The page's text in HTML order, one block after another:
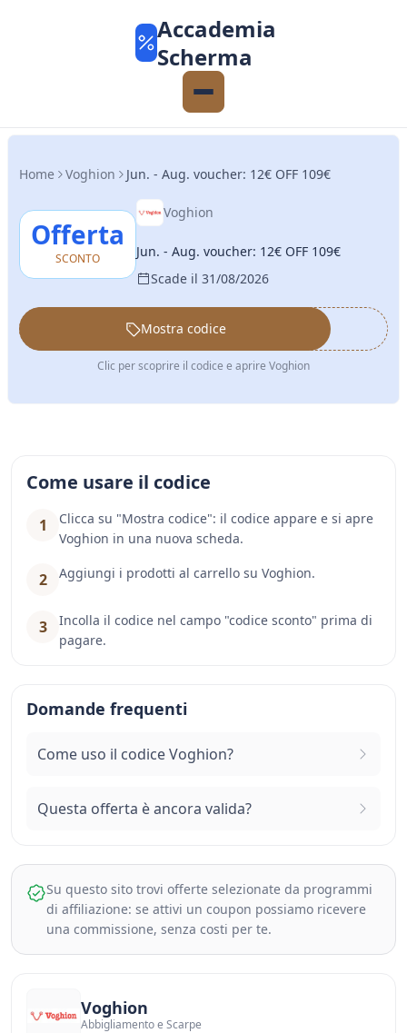
Accademia
Scherma
Home Voghion Jun. - Aug. voucher: 12€ OFF 109€
Offerta
SCONTO
Voghion
Jun. - Aug. voucher: 12€ OFF 109€
Scade il 31/08/2026
••••••
Mostra codice
Clic per scoprire il codice e aprire Voghion
Come usare il codice
1
Clicca su "Mostra codice": il codice appare e si apre
Voghion in una nuova scheda.
2 Aggiungi i prodotti al carrello su Voghion.
3
Incolla il codice nel campo "codice sconto" prima di
pagare.
Domande frequenti
Come uso il codice Voghion?
Questa offerta è ancora valida?
Su questo sito trovi offerte selezionate da programmi
di affiliazione: se attivi un coupon possiamo ricevere
una commissione, senza costi per te.
Voghion
Abbigliamento e Scarpe